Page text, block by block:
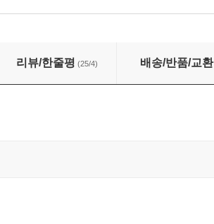
리뷰/한줄평 (25/4) 배송/반품/교환